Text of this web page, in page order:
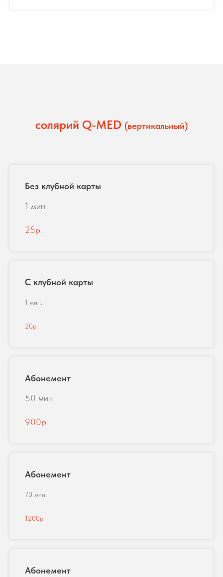
солярий Q-MED (вертикальный)
Без клубной карты
1 мин.
25р.
С клубной карты
1 мин.
20р.
Абонемент
50 мин.
900р.
Абонемент
70 мин.
1200р.
Абонемент